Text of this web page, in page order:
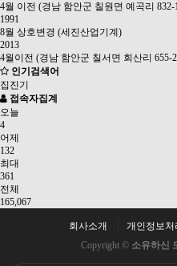
4월 이전 (경남 함안군 칠원면 예곡리 832-
1991
8월 상호변경 (세진산업기계)
2013
4월 이전 (경남 함안군 칠서면 회산리 655-
인기검색어
집진기
접속자집계
오늘
4
어제
132
최대
361
전체
165,067
회사소개 개인정보처
Copyright © 소유하신